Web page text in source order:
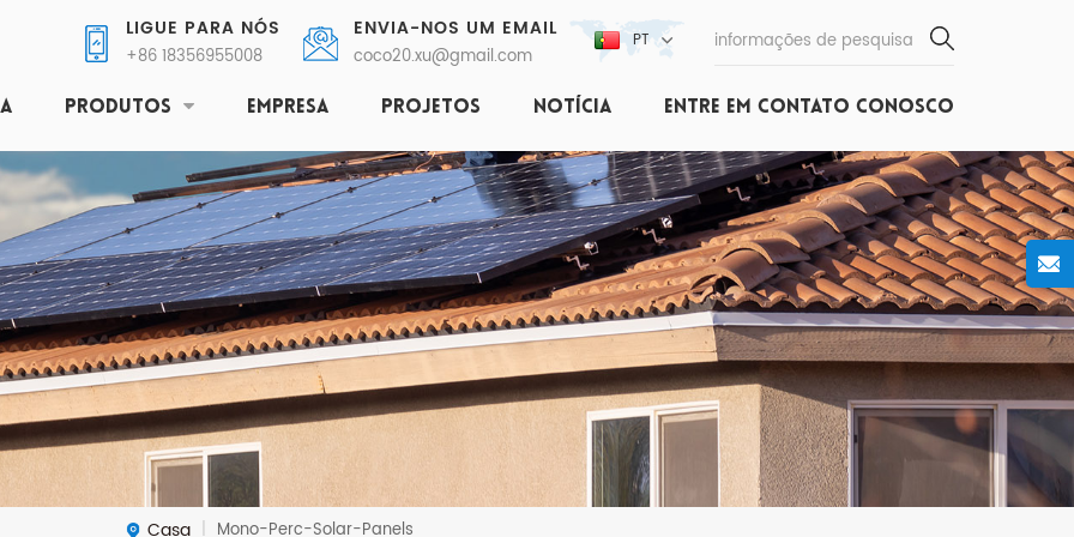
PT
LIGUE PARA NÓS
+86 18356955008
ENVIA-NOS UM EMAIL
coco20.xu@gmail.com
PRODUTOS EMPRESA PROJETOS NOTÍCIA ENTRE EM CONTATO CONOSCO
Casa | Mono-Perc-Solar-Panels